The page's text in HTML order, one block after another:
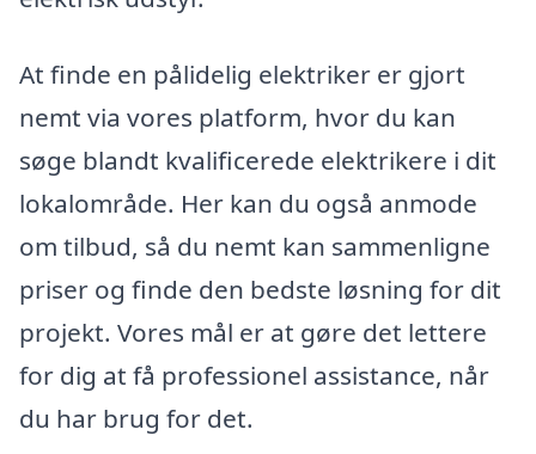
At finde en pålidelig elektriker er gjort
nemt via vores platform, hvor du kan
søge blandt kvalificerede elektrikere i dit
lokalområde. Her kan du også anmode
om tilbud, så du nemt kan sammenligne
priser og finde den bedste løsning for dit
projekt. Vores mål er at gøre det lettere
for dig at få professionel assistance, når
du har brug for det.